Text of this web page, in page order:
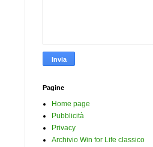
Pagine
Home page
Pubblicità
Privacy
Archivio Win for Life classico